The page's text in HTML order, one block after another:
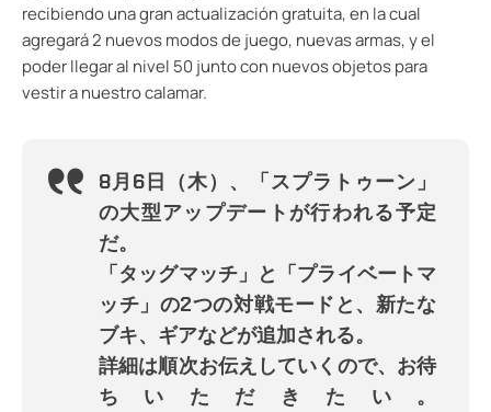
recibiendo una gran actualización gratuita, en la cual
agregará 2 nuevos modos de juego, nuevas armas, y el
poder llegar al nivel 50 junto con nuevos objetos para
vestir a nuestro calamar.
8月6日（木）、「スプラトゥーン」
の大型アップデートが行われる予定
だ。
「タッグマッチ」と「プライベートマ
ッチ」の2つの対戦モードと、新たな
ブキ、ギアなどが追加される。
詳細は順次お伝えしていくので、お待
ちいただきたい。